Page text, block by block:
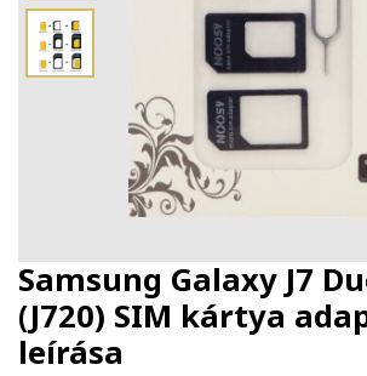
Samsung Galaxy J7
(J720) SIM kártya
leírása